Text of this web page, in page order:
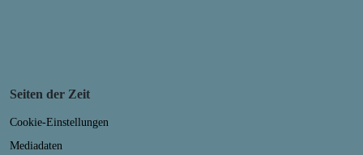
Seiten der Zeit
Cookie-Einstellungen
Mediadaten